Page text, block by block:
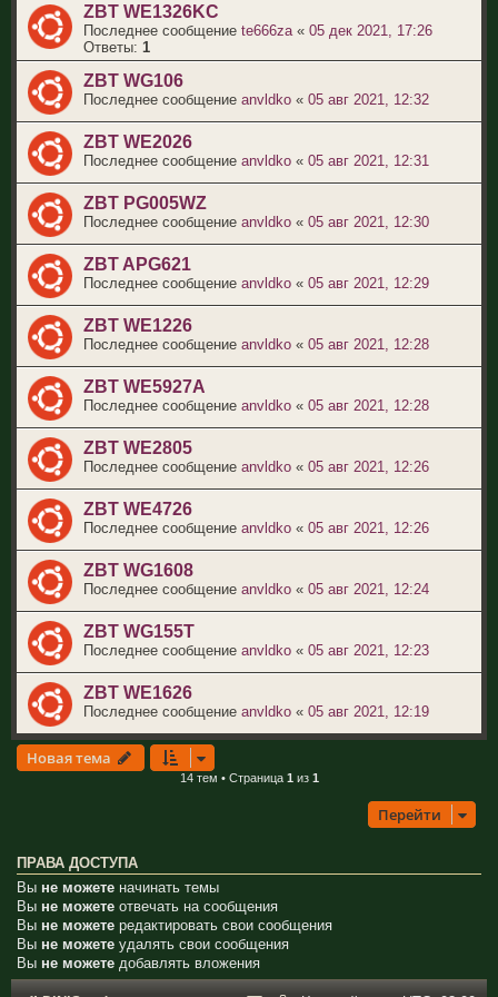
ZBT WE1326KC
Последнее сообщение te666za « 05 дек 2021, 17:26
Ответы: 1
ZBT WG106
Последнее сообщение anvldko « 05 авг 2021, 12:32
ZBT WE2026
Последнее сообщение anvldko « 05 авг 2021, 12:31
ZBT PG005WZ
Последнее сообщение anvldko « 05 авг 2021, 12:30
ZBT APG621
Последнее сообщение anvldko « 05 авг 2021, 12:29
ZBT WE1226
Последнее сообщение anvldko « 05 авг 2021, 12:28
ZBT WE5927A
Последнее сообщение anvldko « 05 авг 2021, 12:28
ZBT WE2805
Последнее сообщение anvldko « 05 авг 2021, 12:26
ZBT WE4726
Последнее сообщение anvldko « 05 авг 2021, 12:26
ZBT WG1608
Последнее сообщение anvldko « 05 авг 2021, 12:24
ZBT WG155T
Последнее сообщение anvldko « 05 авг 2021, 12:23
ZBT WE1626
Последнее сообщение anvldko « 05 авг 2021, 12:19
Новая тема
14 тем • Страница 1 из 1
Перейти
ПРАВА ДОСТУПА
Вы не можете начинать темы
Вы не можете отвечать на сообщения
Вы не можете редактировать свои сообщения
Вы не можете удалять свои сообщения
Вы не можете добавлять вложения